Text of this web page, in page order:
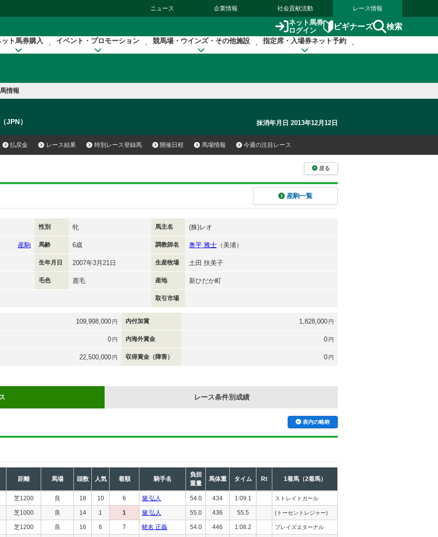
ニュース 企業情報 社会貢献活動 レース情報
ネット馬券
ログイン
ビギナーズ 検索
ット馬券購入 イベント・プロモーション 競馬場・ウインズ・その他施設 指定席・入場券ネット予約
情報
JPN） 抹消年月日 2013年12月12日
払戻金 レース結果 特別レース登録馬 開催日程 馬場情報 今週の注目レース
戻る
産駒一覧
性別 牝 馬主名 (株)レオ
産駒 馬齢 6歳 調教師名 奥平 雅士 （美浦）
生年月日 2007年3月21日 生産牧場 土田 扶美子
毛色 鹿毛 産地 新ひだか町
取引市場
109,998,000 円 内付加賞 1,828,000 円
0 円 内海外賞金 0 円
22,500,000 円 収得賞金（障害） 0 円
レース条件別成績
表内の略称
距離 馬場 頭数 人気 着順 騎手名
負担
重量
馬体重 タイム Rt 1着馬（2着馬）
芝1200 良 18 10 6 黛 弘人 54.0 434 1:09.1 ストレイトガール
芝1000 良 14 1 1 黛 弘人 55.0 436 55.5 (トーセントレジャー)
芝1200 良 16 6 7 蛯名 正義 54.0 446 1:08.2 プレイズエターナル